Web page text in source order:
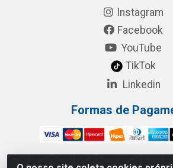
Instagram
Facebook
YouTube
TikTok
Linkedin
Formas de